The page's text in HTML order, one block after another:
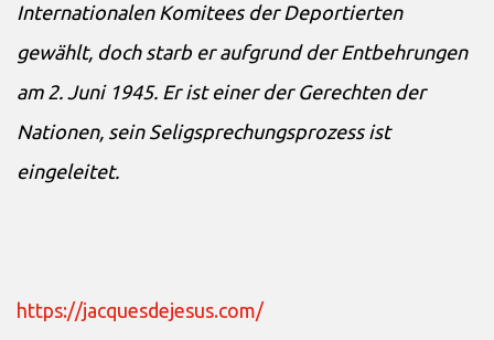
Internationalen Komitees der Deportierten
gewählt, doch starb er aufgrund der Entbehrungen
am 2. Juni 1945. Er ist einer der Gerechten der
Nationen, sein Seligsprechungsprozess ist
eingeleitet.
https://jacquesdejesus.com/